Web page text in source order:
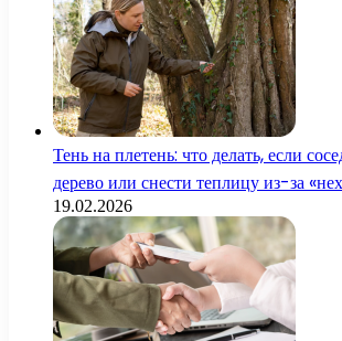
Тень на плетень: что делать, если
дерево или снести теплицу из-за
19.02.2026